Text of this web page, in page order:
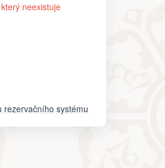
neexistuje
rezervačního systému